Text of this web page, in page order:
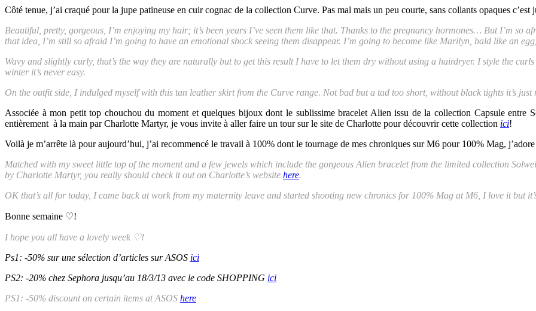
Côté tenue, j’ai craqué pour la jupe patineuse en cuir cognac de la collection Curve. Pas mal mais un peu courte, sans collants opaques c’est
Beautiful, pretty, gorgeous, I’m enjoying my hair; it’s been years I’ve seen them like that. Thanks to the pregnancy hormones… But I’m so
that idea, I’m still so afraid I’m going to have an emotional shock seeing them disappear. I’m going to become like Marilyn, bald like an
Wavy and slightly curly, that’s the way they are naturally but to get this result I have to let them dry without using a hairdryer. I style the
winter it’s never easy.
On the outfit side, I indulged myself with this tan leather skirt from the Curve range. Not bad but a tad too short, without black tights it’s just
Associée à mon petit top chouchou du moment et quelques bijoux dont le sublissime bracelet Alien issu de la collection Capsule
entièrement à la main par Charlotte Martyr, je vous invite à aller faire un tour sur le site de Charlotte pour découvrir cette collection ici!
Voilà je m’arrête là pour aujourd’hui, j’ai recommencé le travail à 100% dont le tournage de mes chroniques sur M6 pour 100% Mag,
Matched with my sweet little top of the moment and a few jewels which include the gorgeous Alien bracelet from the limited collection
by Charlotte Martyr, you really should check it out on Charlotte’s website here.
OK that’s all for today, I came back at work from my maternity leave and started shooting new chronics for 100% Mag at M6, I love it but
Bonne semaine ♡!
I hope you all have a lovely week ♡!
Ps1: -50% sur une sélection d’articles sur ASOS ici
PS2: -20% chez Sephora jusqu’au 18/3/13 avec le code SHOPPING ici
PS1: -50% discount on certain items at ASOS here